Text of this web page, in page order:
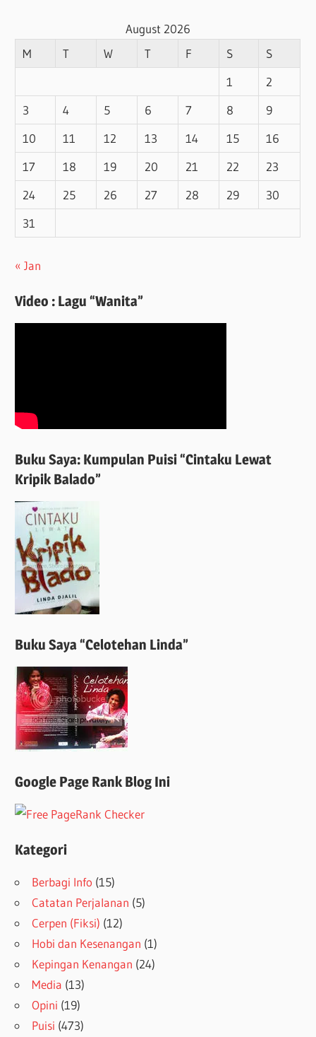
August 2026
M
T W T F S
S
1
2
3
4 5 6 7 8
9
10
11 12 13 14 15
16
17
18 19 20 21 22
23
24
25 26 27 28 29
30
31
« Jan
Video : Lagu “Wanita”
Buku Saya: Kumpulan Puisi “Cintaku Lewat
Kripik Balado”
Buku Saya “Celotehan Linda”
Google Page Rank Blog Ini
Kategori
Berbagi Info (15)
Catatan Perjalanan (5)
Cerpen (Fiksi) (12)
Hobi dan Kesenangan (1)
Kepingan Kenangan (24)
Media (13)
Opini (19)
Puisi (473)